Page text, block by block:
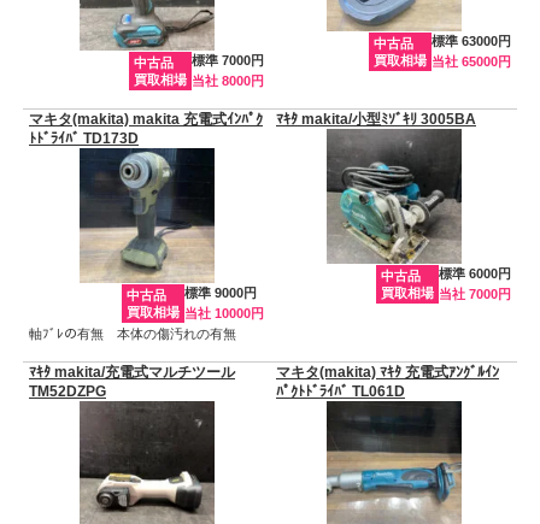
中古品
買取相場
標準 7000円
当社 8000円
中古品
買取相場
標準 63000円
当社 65000円
マキタ(makita) makita 充電式ｲﾝﾊﾟｸ
ﾄﾄﾞﾗｲﾊﾞ TD173D
中古品
買取相場
標準 9000円
当社 10000円
軸ﾌﾞﾚの有無 本体の傷汚れの有無
ﾏｷﾀ makita/小型ﾐｿﾞｷﾘ 3005BA
中古品
買取相場
標準 6000円
当社 7000円
ﾏｷﾀ makita/充電式マルチツール
TM52DZPG
マキタ(makita) ﾏｷﾀ 充電式ｱﾝｸﾞﾙｲﾝ
ﾊﾟｸﾄﾄﾞﾗｲﾊﾞ TL061D